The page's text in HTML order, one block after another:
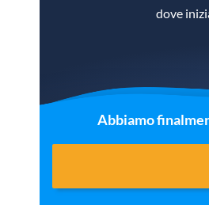
dove
Abbiamo